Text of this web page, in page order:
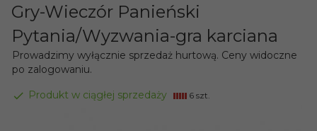
Gry-Wieczór Panieński
Pytania/Wyzwania-gra karciana
Prowadzimy wyłącznie sprzedaż hurtową. Ceny widoczne
po zalogowaniu.
Produkt w ciągłej sprzedaży 6 szt.